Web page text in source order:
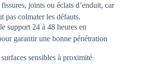
fissures, joints ou éclats d’enduit, car
pas colmater les défauts.
le support 24 à 48 heures en
garantir une bonne pénétration
surfaces sensibles à proximité